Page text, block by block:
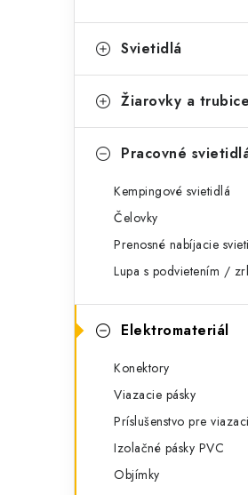
l
Svietidlá
Žiarovky a trubice
Pracovné
Kempingové svietidlá
Čelovky
Prenosné nabíjacie
Lupa s podvietením /
Elektromateriál
Konektory
Viazacie pásky
Príslušenstvo pre
Izolačné pásky PVC
Objímky